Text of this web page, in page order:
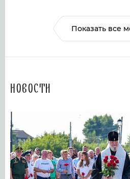
Показать все
Новости